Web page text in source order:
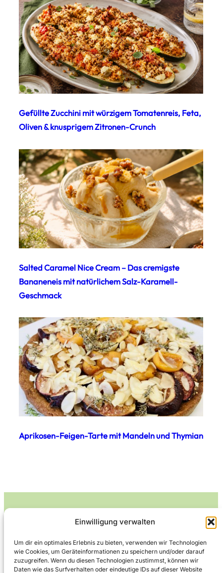
Einwilligung verwalten
Um dir ein optimales Erlebnis zu bieten, verwenden wir Technologien
wie Cookies, um Geräteinformationen zu speichern und/oder darauf
zuzugreifen. Wenn du diesen Technologien zustimmst, können wir
Daten wie das Surfverhalten oder eindeutige IDs auf dieser Website
Gefüllte Zucchini mit würzigem Tomatenreis, Feta,
Oliven & knusprigem Zitronen-Crunch
Salted Caramel Nice Cream – Das cremigste
Bananeneis mit natürlichem Salz-Karamell-
Geschmack
Aprikosen-Feigen-Tarte mit Mandeln und Thymian
Leckerlife
Lecker essen – gesund leben.